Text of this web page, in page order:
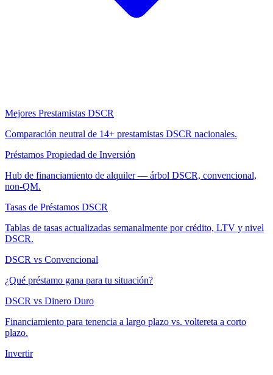
Mejores Prestamistas DSCR
Comparación neutral de 14+ prestamistas DSCR nacionales.
Préstamos Propiedad de Inversión
Hub de financiamiento de alquiler — árbol DSCR, convencional,
non-QM.
Tasas de Préstamos DSCR
Tablas de tasas actualizadas semanalmente por crédito, LTV y nivel
DSCR.
DSCR vs Convencional
¿Qué préstamo gana para tu situación?
DSCR vs Dinero Duro
Financiamiento para tenencia a largo plazo vs. voltereta a corto
plazo.
Invertir